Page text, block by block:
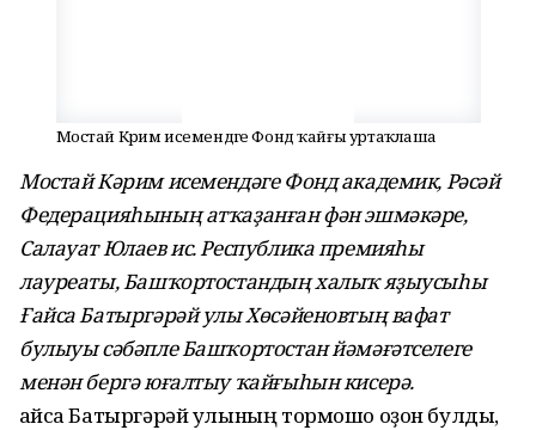
Мостай Кәрим исемендәге Фонд ҡайғы уртаҡлаша
Мостай Кәрим исемендәге Фонд академик, Рәсәй
Федерацияһының атҡаҙанған фән эшмәкәре,
Салауат Юлаев ис. Республика премияһы
лауреаты, Башҡортостандың халыҡ яҙыусыһы
Ғайса Батыргәрәй улы Хөсәйеновтың вафат
булыуы сәбәпле Башҡортостан йәмәғәтселеге
менән бергә юғалтыу ҡайғыһын кисерә.
Ғайса Батыргәрәй улының тормошо оҙон булды,